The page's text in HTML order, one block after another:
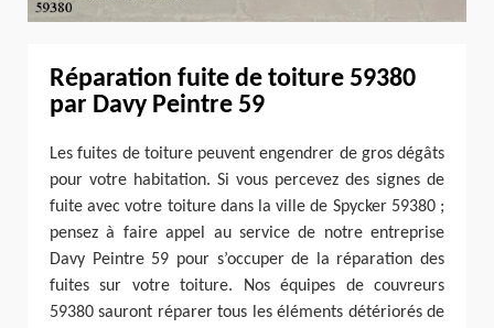
Réparation fuite de toiture 59380
par Davy Peintre 59
Les fuites de toiture peuvent engendrer de gros dégâts
pour votre habitation. Si vous percevez des signes de
fuite avec votre toiture dans la ville de Spycker 59380 ;
pensez à faire appel au service de notre entreprise
Davy Peintre 59 pour s’occuper de la réparation des
fuites sur votre toiture. Nos équipes de couvreurs
59380 sauront réparer tous les éléments détériorés de